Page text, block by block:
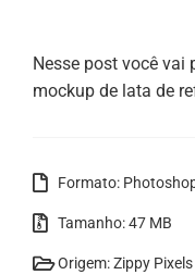
Nesse post você vai
mockup de lata de
Formato:
Tamanho: 47 MB
Origem: Zippy Pixels